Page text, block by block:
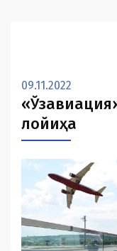
09.11.2022
лойиҳа